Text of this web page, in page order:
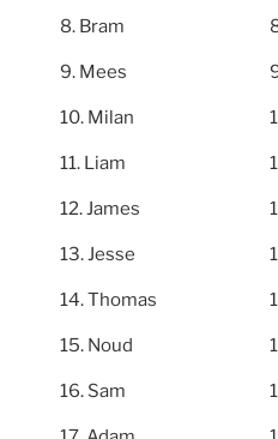
Bram
Mees
Milan
Liam
James
Jesse
Thomas
Noud
Sam